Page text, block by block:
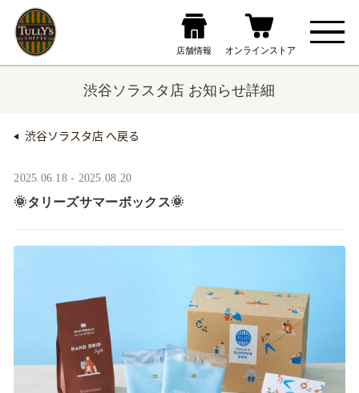
渋谷ソラスタ店 お知らせ詳細
渋谷ソラスタ店 へ戻る
2025.06.18 - 2025.08.20
🌞タリーズサマーボックス🌞